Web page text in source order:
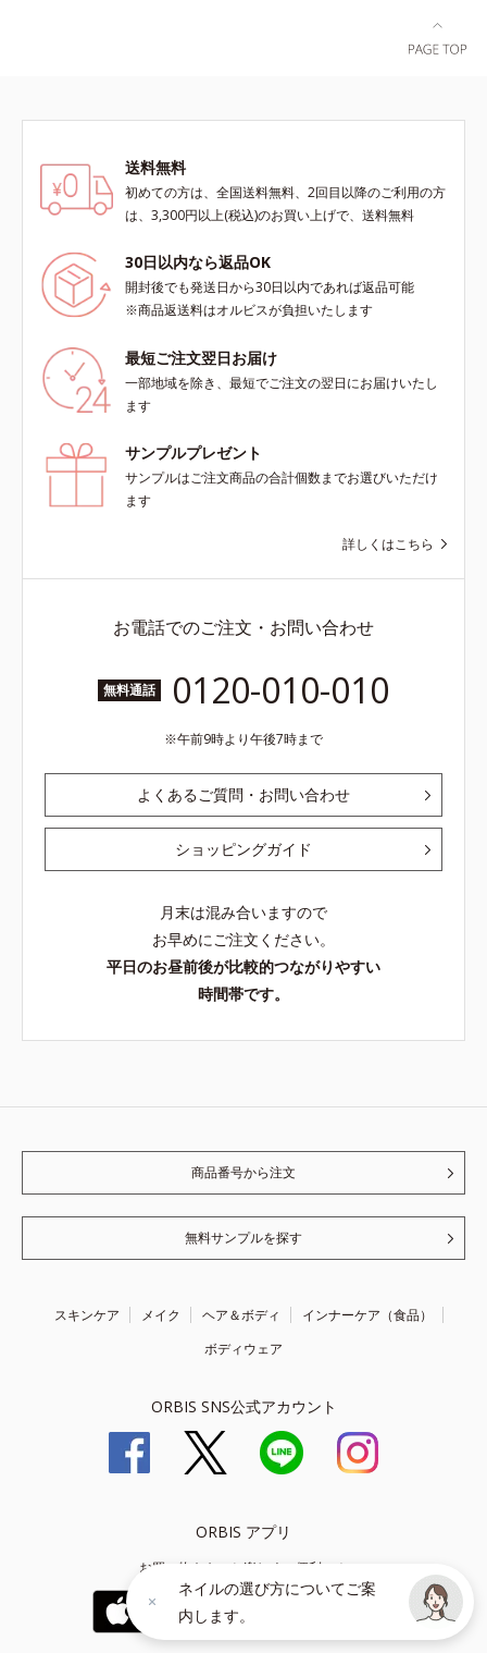
送料無料
初めての方は、全国送料無料、2回目以降のご利用の方
は、3,300円以上(税込)のお買い上げで、送料無料
30日以内なら返品OK
開封後でも発送日から30日以内であれば返品可能
※商品返送料はオルビスが負担いたします
最短ご注文翌日お届け
一部地域を除き、最短でご注文の翌日にお届けいたし
ます
サンプルプレゼント
サンプルはご注文商品の合計個数までお選びいただけ
ます
詳しくはこちら
お電話でのご注文・お問い合わせ
無料通話 0120-010-010
午前9時より午後7時まで
よくあるご質問・お問い合わせ
ショッピングガイド
月末は混み合いますので
お早めにご注文ください。
平日のお昼前後が比較的つながりやすい
時間帯です。
商品番号から注文
無料サンプルを探す
スキンケア メイク ヘア＆ボディ
インナーケア（食品）
ボディウェア
ORBIS SNS公式アカウント
ORBIS アプリ
お買い物をもっと楽しく、便利に！
ネイルの選び方についてご案
内します。